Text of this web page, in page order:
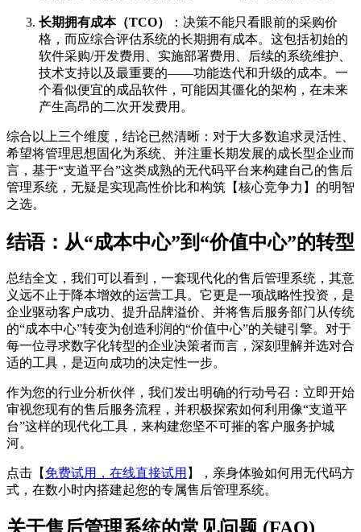
长期拥有成本（TCO）
：决策不能只看眼前的采购价
格，而应综合评估系统的长期拥有成本。这包括初始的
软件采购/开发费用、实施部署费用、后续的系统维护、
技术支持以及最重要的——功能迭代和升级的成本。一
个看似便宜的成品软件，可能因其僵化的架构，在未来
产生高昂的二次开发费用。
综合以上三个维度，结论已然清晰：对于大多数追求灵活性、
希望将管理思想固化为系统、并注重长期发展的成长型企业而
言，基于“支道平台”这类成熟的无代码平台来构建自己的售后
管理系统，无疑是实现高性价比和构筑【核心竞争力】的明智
之选。
结语：从“成本中心”到“价值中心”的转型
总结全文，我们可以看到，一套现代化的售后管理系统，其意
义远不止于降本增效的运营工具。它更是一项战略性投资，是
企业驱动客户成功、提升品牌溢价、并将售后服务部门从传统
的“成本中心”转变为创造利润的“价值中心”的关键引擎。对于
每一位寻求数字化转型的企业决策者而言，深刻理解并选对合
适的工具，是迈向成功的决定性一步。
作为您的行业分析伙伴，我们发出明确的行动号召：立即开始
审视您现有的售后服务流程，并积极探索如何利用像“支道平
台”这样的现代化工具，来构建您坚不可摧的客户服务护城
河。
点击【 免费试用，在线直接试用 】，亲身体验如何用无代码方
式，在数小时内搭建起您的专属售后管理系统。